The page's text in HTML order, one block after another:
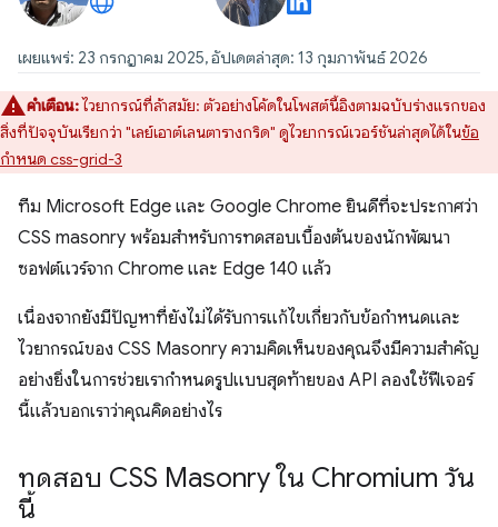
เผยแพร่: 23 กรกฎาคม 2025, อัปเดตล่าสุด: 13 กุมภาพันธ์ 2026
คำเตือน:ไวยากรณ์ที่ล้าสมัย: ตัวอย่างโค้ดในโพสต์นี้อิงตามฉบับร่างแรกของ
สิ่งที่ปัจจุบันเรียกว่า "เลย์เอาต์เลนตารางกริด" ดูไวยากรณ์เวอร์ชันล่าสุดได้ในข้อ
กำหนด css-grid-3
ทีม Microsoft Edge และ Google Chrome ยินดีที่จะประกาศว่า
CSS masonry พร้อมสำหรับการทดสอบเบื้องต้นของนักพัฒนา
ซอฟต์แวร์จาก Chrome และ Edge 140 แล้ว
เนื่องจากยังมีปัญหาที่ยังไม่ได้รับการแก้ไขเกี่ยวกับข้อกำหนดและ
ไวยากรณ์ของ CSS Masonry ความคิดเห็นของคุณจึงมีความสำคัญ
อย่างยิ่งในการช่วยเรากำหนดรูปแบบสุดท้ายของ API ลองใช้ฟีเจอร์
นี้แล้วบอกเราว่าคุณคิดอย่างไร
ทดสอบ CSS Masonry ใน Chromium วัน
นี้